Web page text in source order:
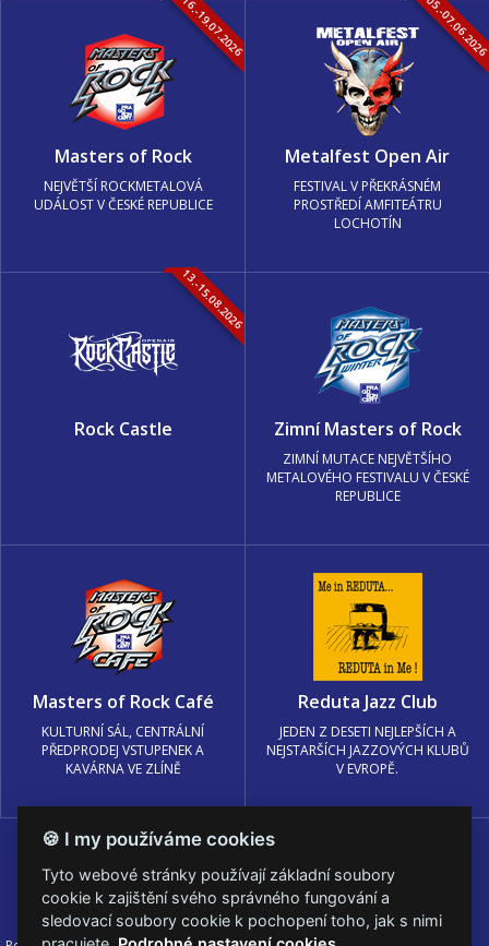
16.-19.07.2026
Masters of Rock
NEJVĚTŠÍ ROCKMETALOVÁ
UDÁLOST V ČESKÉ REPUBLICE
05.-
Metalfest Open Air
FESTIVAL V PŘEKRÁSNÉM
PROSTŘEDÍ AMFITEÁTRU
LOCHOTÍN
13.-15.08.2026
Rock Castle Zimní Masters of Rock
ZIMNÍ MUTACE NEJVĚTŠÍHO
METALOVÉHO FESTIVALU V ČESKÉ
REPUBLICE
Masters of Rock Café
KULTURNÍ SÁL, CENTRÁLNÍ
PŘEDPRODEJ VSTUPENEK A
KAVÁRNA VE ZLÍNĚ
Reduta Jazz Club
JEDEN Z DESETI NEJLEPŠÍCH A
NEJSTARŠÍCH JAZZOVÝCH KLUBŮ
V EVROPĚ.
🍪 I my používáme cookies
Tyto webové stránky používají základní soubory
cookie k zajištění svého správného fungování a
sledovací soubory cookie k pochopení toho, jak s nimi